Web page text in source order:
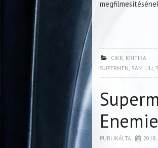
CIKK, KRITIKA
SUPERMEN, SAM LIU,
PUBLIKÁLTA 2018.